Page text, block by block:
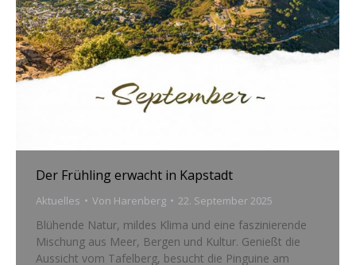
Der Frühling erwacht in Kapstadt
Aktuelles Von Harenberg 22. September 2025
Blühende Natur, mildes Klima und eine faszinierende
Mischung aus Meer, Bergen und Kultur. Genießt die
Aussicht vom Tafelberg, besucht die Pinguine am